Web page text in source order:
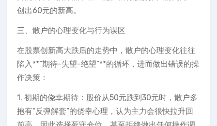
创出60元的新高。
三、散户的心理变化与行为误区
在股票创新高大跌后的走势中，散户的心理变化往往
陷入**“期待-失望-绝望”**的循环，进而做出错误的操
作决策：
1. 初期的侥幸期待：股价从50元跌到30元时，散户多
抱有“反弹解套”的侥幸心理，认为主力会很快拉升回